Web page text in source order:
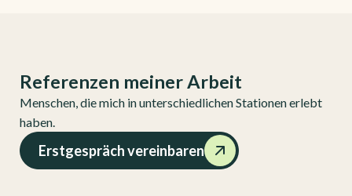
Referenzen meiner Arbeit
Menschen, die mich in unterschiedlichen Stationen erlebt
haben.
Erstgespräch vereinbaren